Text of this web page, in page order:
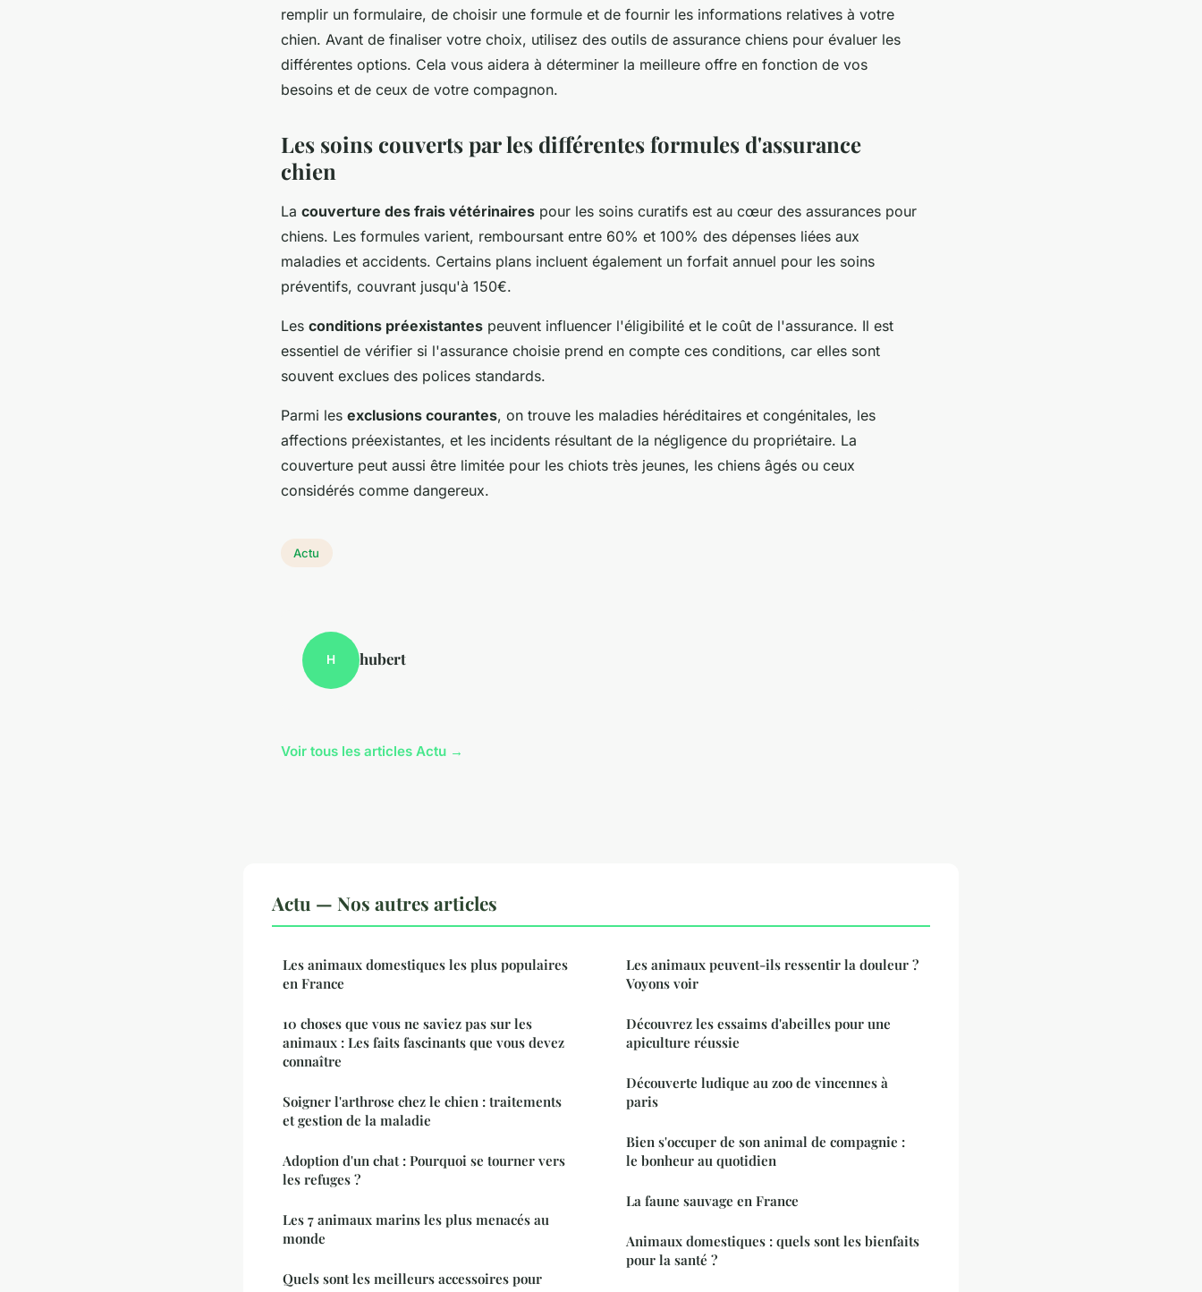
remplir un formulaire, de choisir une formule et de fournir les informations relatives à votre
chien. Avant de finaliser votre choix, utilisez des outils de assurance chiens pour évaluer les
différentes options. Cela vous aidera à déterminer la meilleure offre en fonction de vos
besoins et de ceux de votre compagnon.
Les soins couverts par les différentes formules d'assurance
chien
La couverture des frais vétérinaires pour les soins curatifs est au cœur des assurances pour
chiens. Les formules varient, remboursant entre 60% et 100% des dépenses liées aux
maladies et accidents. Certains plans incluent également un forfait annuel pour les soins
préventifs, couvrant jusqu'à 150€.
Les conditions préexistantes peuvent influencer l'éligibilité et le coût de l'assurance. Il est
essentiel de vérifier si l'assurance choisie prend en compte ces conditions, car elles sont
souvent exclues des polices standards.
Parmi les exclusions courantes, on trouve les maladies héréditaires et congénitales, les
affections préexistantes, et les incidents résultant de la négligence du propriétaire. La
couverture peut aussi être limitée pour les chiots très jeunes, les chiens âgés ou ceux
considérés comme dangereux.
Actu
H hubert
Voir tous les articles Actu →
Actu — Nos autres articles
Les animaux domestiques les plus populaires
en France
10 choses que vous ne saviez pas sur les
animaux : Les faits fascinants que vous devez
connaître
Soigner l'arthrose chez le chien : traitements
et gestion de la maladie
Adoption d'un chat : Pourquoi se tourner vers
les refuges ?
Les 7 animaux marins les plus menacés au
monde
Quels sont les meilleurs accessoires pour
Les animaux peuvent-ils ressentir la douleur ?
Voyons voir
Découvrez les essaims d'abeilles pour une
apiculture réussie
Découverte ludique au zoo de vincennes à
paris
Bien s'occuper de son animal de compagnie :
le bonheur au quotidien
La faune sauvage en France
Animaux domestiques : quels sont les bienfaits
pour la santé ?